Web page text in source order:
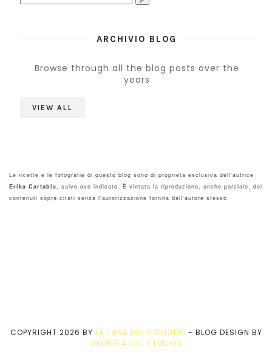
ARCHIVIO BLOG
Browse through all the blog posts over the
years
VIEW ALL
Le ricette e le fotografie di questo blog sono di proprietà esclusiva dell'autrice
Erika Cartabia, salvo ove indicato. È vietata la riproduzione, anche parziale, dei
contenuti sopra citati senza l'autorizzazione fornita dall'autore stesso.
COPYRIGHT 2026 BY LA TANA DEL CONIGLIO - BLOG DESIGN BY
GEORGIA LOU STUDIOS